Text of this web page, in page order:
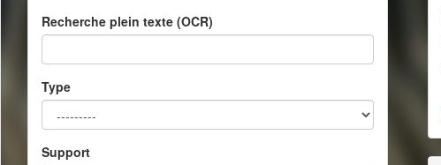
Recherche plein texte (OCR)
Type
Support